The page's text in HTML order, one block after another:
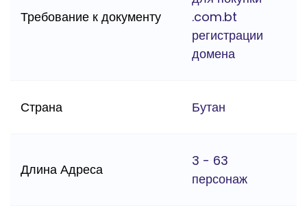
Требование к документу
.com.bt
регистрации
домена
Страна Бутан
Длина Адреса
3 - 63
персонаж